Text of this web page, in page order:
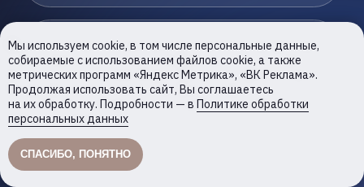
подразделение К2Тех,
сфокусированное на прикладных
решениях в области искусственного
Мы используем cookie, в том числе персональные данные,
собираемые с использованием файлов cookie, а также
метрических программ «Яндекс Метрика», «ВК Реклама».
Продолжая использовать сайт, Вы соглашаетесь
на их обработку. Подробности — в Политике обработки
персональных данных
СПАСИБО, ПОНЯТНО